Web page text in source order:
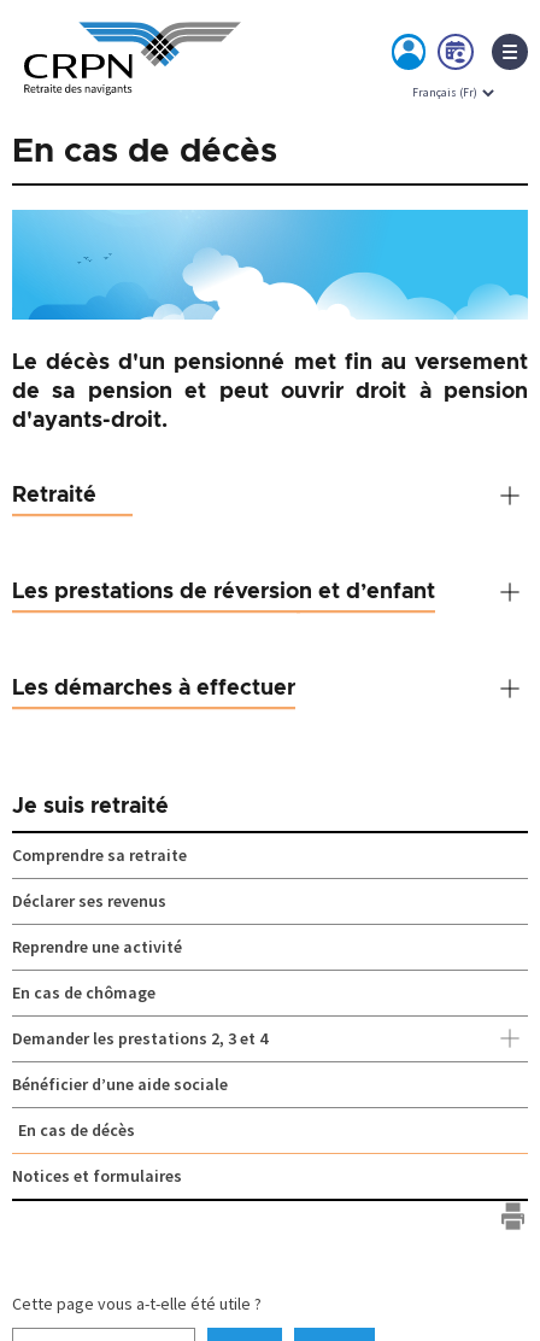
MON
ESPACERDV
En cas de décès
Le décès d'un pensionné met fin au versement
de sa pension et peut ouvrir droit à pension
d'ayants-droit.
Retraité
Les prestations de réversion et d’enfant
Les démarches à effectuer
Je suis retraité
Comprendre sa retraite
Déclarer ses revenus
Reprendre une activité
En cas de chômage
Demander les prestations 2, 3 et 4
Bénéficier d’une aide sociale
En cas de décès
Notices et formulaires
Cette page vous a-t-elle été utile ?